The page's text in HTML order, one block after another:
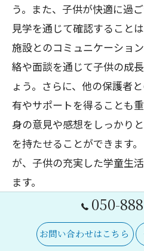
う。また、子供が快適に過
見学を通じて確認すること
施設とのコミュニケーショ
絡や面談を通じて子供の成
ょう。さらに、他の保護者
有やサポートを得ることも
身の意見や感想をしっかり
を持たせることができます
が、子供の充実した学童生
ます。
教育複合施設
050-
お問い合わせはこちら